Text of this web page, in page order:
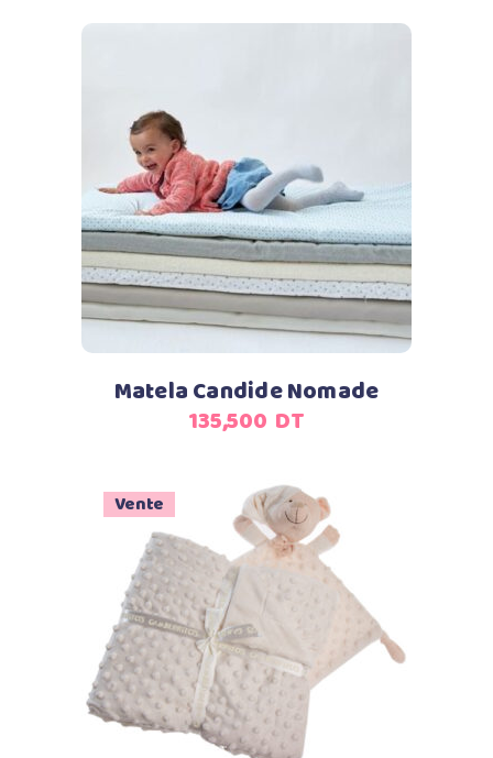
Ajouter au panier
Matela Candide Nomade
135,500 DT
Vente
Ajouter au panier